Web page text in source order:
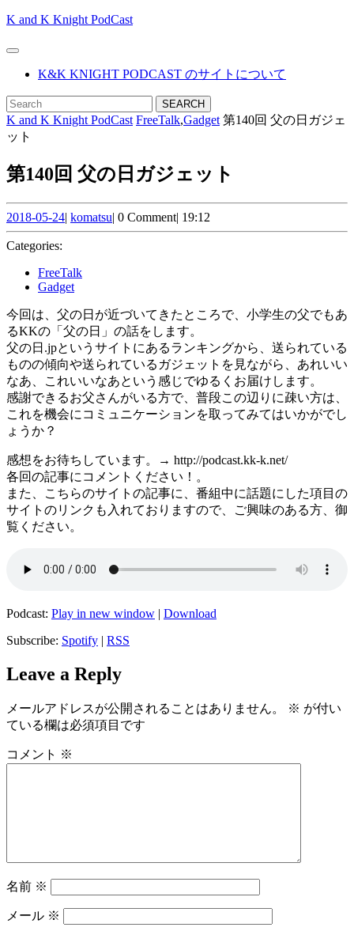
Skip
content
K and K Knight PodCast
Open
ButtonK&K KNIGHT PODCAST のサイトについて
CLOSE
BUTTON
Search
for:
K and K Knight PodCast FreeTalk,Gadget 第140回 父の日ガジェ
ット
第140回 父の日ガジェット
2018-05-242018-
05-
| komatsukomatsu
| 0 Comment| 19:12
Categories:
FreeTalk
Gadget
今回は、父の日が近づいてきたところで、小学生の父でもあ
るKKの「父の日」の話をします。
父の日.jpというサイトにあるランキングから、送られている
ものの傾向や送られているガジェットを見ながら、あれいい
なあ、これいいなあという感じでゆるくお届けします。
感謝できるお父さんがいる方で、普段この辺りに疎い方は、
これを機会にコミュニケーションを取ってみてはいかがでし
ょうか？
感想をお待ちしています。→ http://podcast.kk-k.net/
各回の記事にコメントください！。
また、こちらのサイトの記事に、番組中に話題にした項目の
サイトのリンクも入れておりますので、ご興味のある方、御
覧ください。
Podcast: Play in new window | Download
Subscribe: Spotify | RSS
Leave a Reply
メールアドレスが公開されることはありません。 ※ が付い
ている欄は必須項目です
コメント ※
名前 ※
メール ※